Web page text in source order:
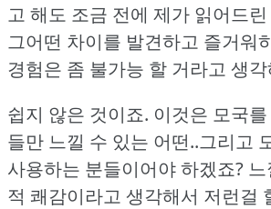
고 해도 조금 전에 제가 읽어드
그어떤 차이를 발견하고 즐거워
경험은 좀 불가능 할 거라고 생
쉽지 않은 것이죠. 이것은 모국
들만 느낄 수 있는 어떤..그리고
사용하는 분들이어야 하겠죠?
적 쾌감이라고 생각해서 저런걸